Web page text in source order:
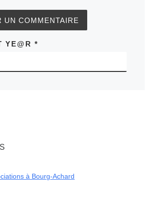
YE@R *
à Bourg-Achard